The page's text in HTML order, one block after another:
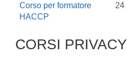
Corso per formatore
HACCP
24
CORSI PRIVACY